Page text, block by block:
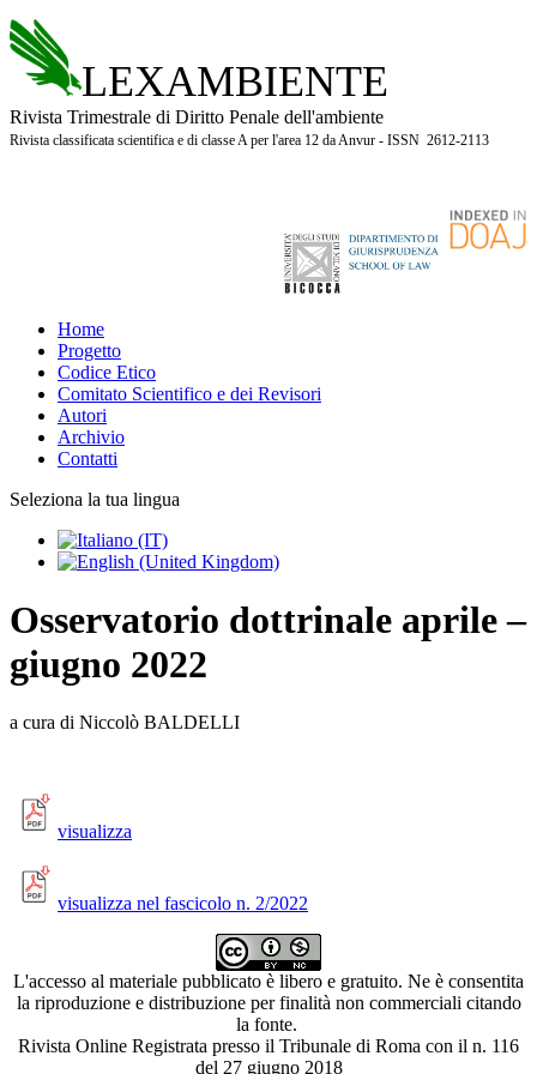
LEXAMBIENTE
Rivista Trimestrale di Diritto Penale dell'ambiente
Rivista classificata scientifica e di classe A per l'area 12 da Anvur - ISSN 2612-2113
Home
Progetto
Codice Etico
Comitato Scientifico e dei Revisori
Autori
Archivio
Contatti
Seleziona la tua lingua
Osservatorio dottrinale aprile –
giugno 2022
a cura di Niccolò BALDELLI
visualizza
visualizza nel fascicolo n. 2/2022
L'accesso al materiale pubblicato è libero e gratuito. Ne è consentita
la riproduzione e distribuzione per finalità non commerciali citando
la fonte.
Rivista Online Registrata presso il Tribunale di Roma con il n. 116
del 27 giugno 2018